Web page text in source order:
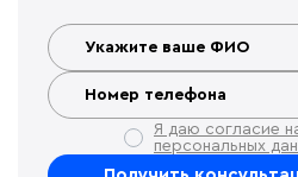
Я даю согласие
персональных